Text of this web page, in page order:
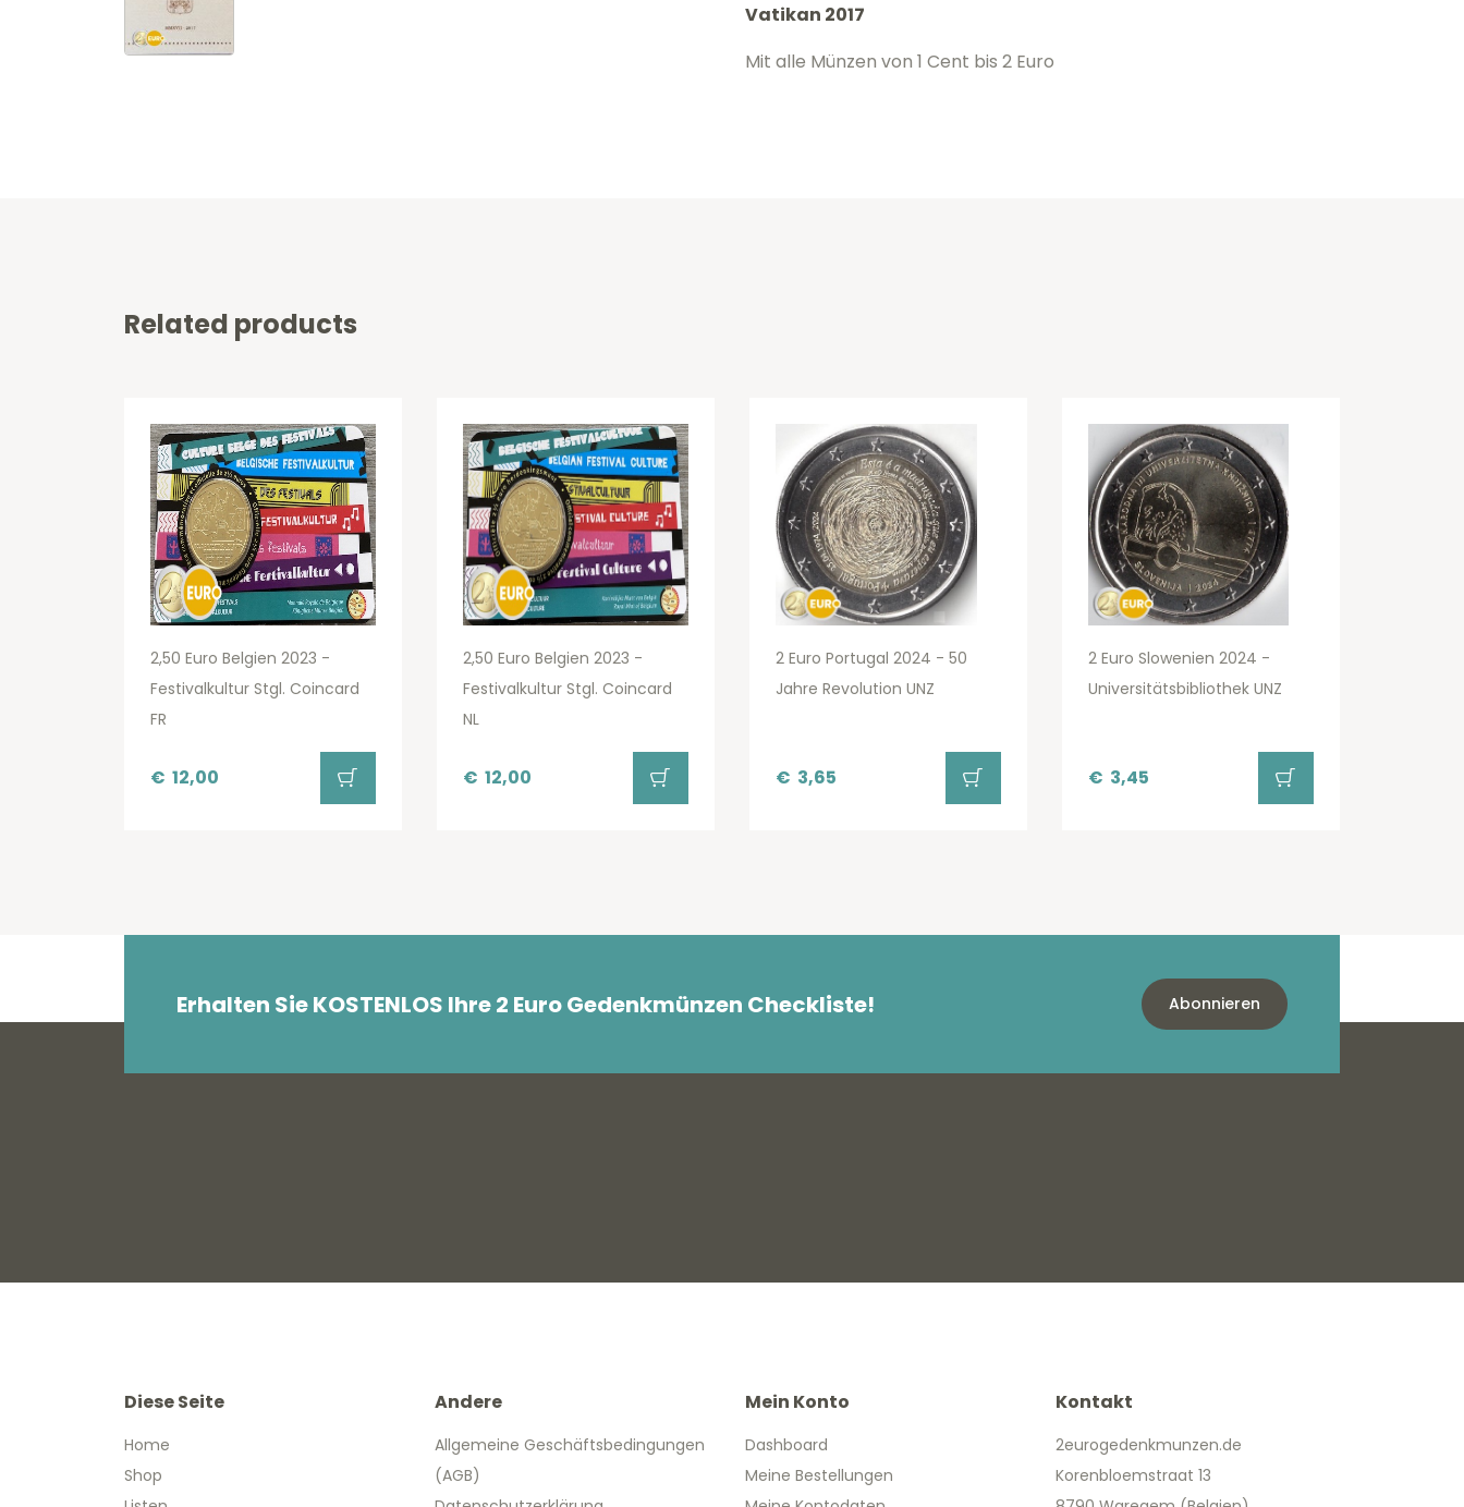
Vatikan 2017
Mit alle Münzen von 1 Cent bis 2 Euro
Related products
2,50 Euro Belgien 2023 -
Festivalkultur Stgl. Coincard
FR
€ 12,00
2,50 Euro Belgien 2023 -
Festivalkultur Stgl. Coincard
NL
€ 12,00
2 Euro Portugal 2024 - 50
Jahre Revolution UNZ
€ 3,65
2 Euro Slowenien 2024 -
Universitätsbibliothek UNZ
€ 3,45
Erhalten Sie KOSTENLOS Ihre 2 Euro Gedenkmünzen Checkliste! Abonnieren
Diese Seite
Home
Shop
Andere
Allgemeine Geschäftsbedingungen
(AGB)
Mein Konto
Dashboard
Meine Bestellungen
Kontakt
2eurogedenkmunzen.de
Korenbloemstraat 13